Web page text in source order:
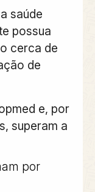
saúde
possua
cerca de
de
e, por
superam a
por